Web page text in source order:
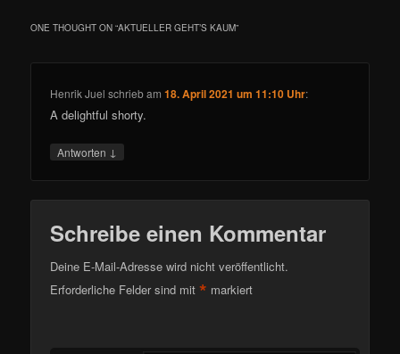
ONE THOUGHT ON “AKTUELLER GEHT’S KAUM”
Henrik Juel schriebam18. April 2021 um 11:10 Uhr:
A delightful shorty.
Antworten ↓
Schreibe einen Kommentar
Deine E-Mail-Adresse wird nicht veröffentlicht.
Erforderliche Felder sind mit* markiert